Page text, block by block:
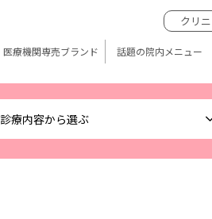
診療内容から選ぶ
クリ
医療機関専売ブランド 話題の院内メニュー